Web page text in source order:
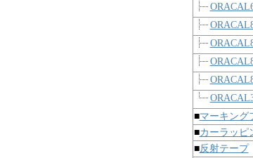
■マーキング
■カーラッピ
■反射テープ